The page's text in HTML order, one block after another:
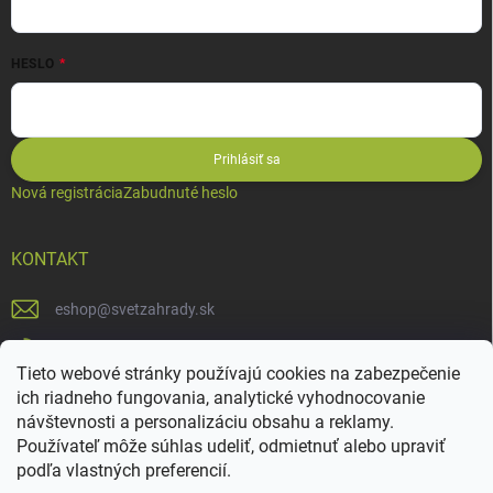
Tieto webové stránky používajú cookies na zabezpečenie
ich riadneho fungovania, analytické vyhodnocovanie
návštevnosti a personalizáciu obsahu a reklamy.
Používateľ môže súhlas udeliť, odmietnuť alebo upraviť
podľa vlastných preferencií.
HESLO
Prihlásiť sa
Nová registráciaZabudnuté heslo
KONTAKT
eshop@svetzahrady.sk
SvetZahrady